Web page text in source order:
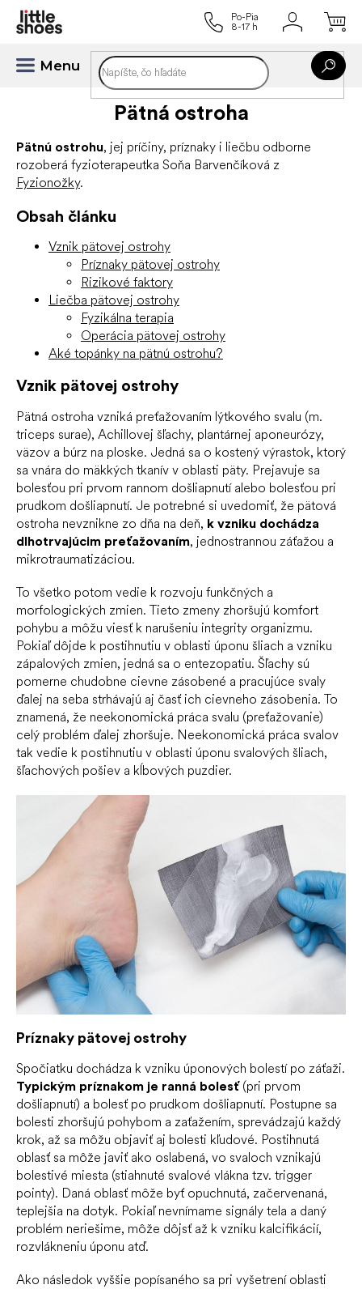
obsah
Pätná ostroha
Pätnú ostrohu, jej príčiny, príznaky i liečbu odborne
rozoberá fyzioterapeutka Soňa Barvenčíková z
Fyzionožky.
Obsah článku
Vznik pätovej ostrohy
Príznaky pätovej ostrohy
Rizikové faktory
Liečba pätovej ostrohy
Fyzikálna terapia
Operácia pätovej ostrohy
Aké topánky na pätnú ostrohu?
Vznik pätovej ostrohy
Pätná ostroha vzniká preťažovaním lýtkového svalu (m.
triceps surae), Achillovej šľachy, plantárnej aponeurózy,
väzov a búrz na ploske. Jedná sa o kostený výrastok, ktorý
sa vnára do mäkkých tkanív v oblasti päty. Prejavuje sa
bolesťou pri prvom rannom došliapnutí alebo bolesťou pri
prudkom došliapnutí. Je potrebné si uvedomiť, že pätová
ostroha nevznikne zo dňa na deň, k vzniku dochádza
dlhotrvajúcim preťažovaním, jednostrannou záťažou a
mikrotraumatizáciou.
To všetko potom vedie k rozvoju funkčných a
morfologických zmien. Tieto zmeny zhoršujú komfort
pohybu a môžu viesť k narušeniu integrity organizmu.
Pokiaľ dôjde k postihnutiu v oblasti úponu šliach a vzniku
zápalových zmien, jedná sa o entezopatiu. Šľachy sú
pomerne chudobne cievne zásobené a pracujúce svaly
ďalej na seba strhávajú aj časť ich cievneho zásobenia. To
znamená, že neekonomická práca svalu (preťažovanie)
celý problém ďalej zhoršuje. Neekonomická práca svalov
tak vedie k postihnutiu v oblasti úponu svalových šliach,
šľachových pošiev a kĺbových puzdier.
Príznaky pätovej ostrohy
Spočiatku dochádza k vzniku úponových bolestí po záťaži.
Typickým príznakom je ranná bolesť(pri prvom
došliapnutí) a bolesť po prudkom došliapnutí. Postupne sa
bolesti zhoršujú pohybom a zaťažením, sprevádzajú každý
krok, až sa môžu objaviť aj bolesti kľudové. Postihnutá
oblasť sa môže javiť ako oslabená, vo svaloch vznikajú
bolestivé miesta (stiahnuté svalové vlákna tzv. trigger
pointy). Daná oblasť môže byť opuchnutá, začervenaná,
teplejšia na dotyk. Pokiaľ nevnímame signály tela a daný
problém neriešime, môže dôjsť až k vzniku kalcifikácií,
rozvlákneniu úponu atď.
Ako následok vyššie popísaného sa pri vyšetrení oblasti